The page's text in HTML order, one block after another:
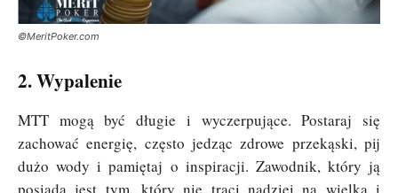
©MeritPoker.com
2. Wypalenie
MTT mogą być długie i wyczerpujące. Postaraj się
zachować energię, często jedząc zdrowe przekąski, pij
dużo wody i pamiętaj o inspiracji. Zawodnik, który ją
posiada jest tym, który nie traci nadziei na wielką i